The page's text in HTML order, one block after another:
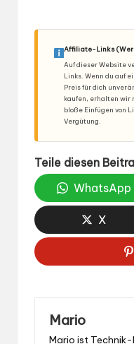
Affiliate-Links
Auf dieser Website
Links. Wenn du auf
Preis für dich
kaufen, erhalten wir
bloße Einfügen von
Vergütung.
Teile diesen
WhatsApp
X
Mario
Mario ist